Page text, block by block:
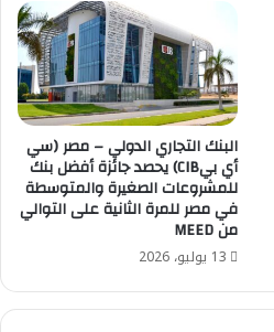
البنك التجاري الدولي – مصر (سي
أي بيCIB) يحصد جائزة أفضل بنك
للمشروعات الصغيرة والمتوسطة
في مصر للمرة الثانية على التوالي
من MEED
13 يوليو، 2026